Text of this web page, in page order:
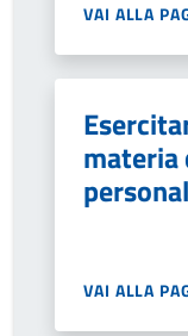
VAI ALLA
materia
VAI ALLA